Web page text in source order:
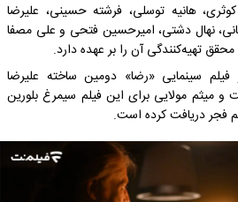
کوثری، هانیه توسلی، فرشته حسینی، علیرضا
نهال دشتی، امیرحسین فتحی و علی مصفا
تهیه‌کنندگی آن را بر عهده دارد.
سینمایی‌ «رضا» دومین ساخته علیرضا
و میثم مولایی برای این فیلم سیمرغ بلورین
فجر دریافت کرده است.